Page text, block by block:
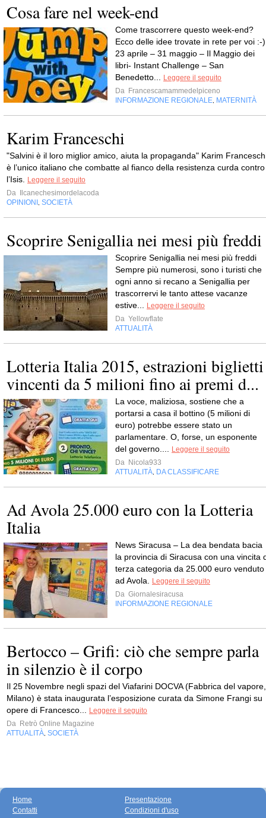
Cosa fare nel week-end
Come trascorrere questo week-end?
Ecco delle idee trovate in rete per voi :-)
23 aprile – 31 maggio – Il Maggio dei
libri- Instant Challenge – San
Benedetto...
Leggere il seguito
Da Francescamammedelpiceno
INFORMAZIONE REGIONALE MATERNITÀ
Karim Franceschi
"Salvini è il loro miglior amico, aiuta la propaganda" Karim
è l’unico italiano che combatte al fianco della resistenza curda contro
l’Isis.
Leggere il seguito
Da
Ilcanechesimordelacoda
OPINIONI
SOCIETÀ
Scoprire Senigallia nei mesi più freddi
Scoprire Senigallia nei mesi più freddi
Sempre più numerosi, sono i turisti che
ogni anno si recano a Senigallia per
trascorrervi le tanto attese vacanze
estive...
Leggere il seguito
Da Yellowflate
ATTUALITÀ
Lotteria Italia 2015, estrazioni biglietti
vincenti da 5 milioni fino ai premi d...
La voce, maliziosa, sostiene che a
portarsi a casa il bottino (5 milioni di
euro) potrebbe essere stato un
parlamentare. O, forse, un esponente
del governo....
Leggere il seguito
Da Nicola933
ATTUALITÀ DA CLASSIFICARE
Ad Avola 25.000 euro con la Lotteria
Italia
News Siracusa – La dea bendata bacia
la provincia di Siracusa con una vincita
terza categoria da 25.000 euro venduto
ad Avola.
Leggere il seguito
Da Giornalesiracusa
INFORMAZIONE REGIONALE
Bertocco – Grifi: ciò che sempre parla
in silenzio è il corpo
Il 25 Novembre negli spazi del Viafarini DOCVA (Fabbrica del vapore,
Milano) è stata inaugurata l’esposizione curata da Simone Frangi su
opere di Francesco...
Leggere il seguito
Da Retrò Online Magazine
ATTUALITÀ SOCIETÀ
Home
Contatti
Presentazione
Condizioni d'uso